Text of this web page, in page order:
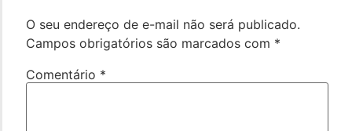
O seu endereço de e-mail não será publicado.
Campos obrigatórios são marcados com *
Comentário *